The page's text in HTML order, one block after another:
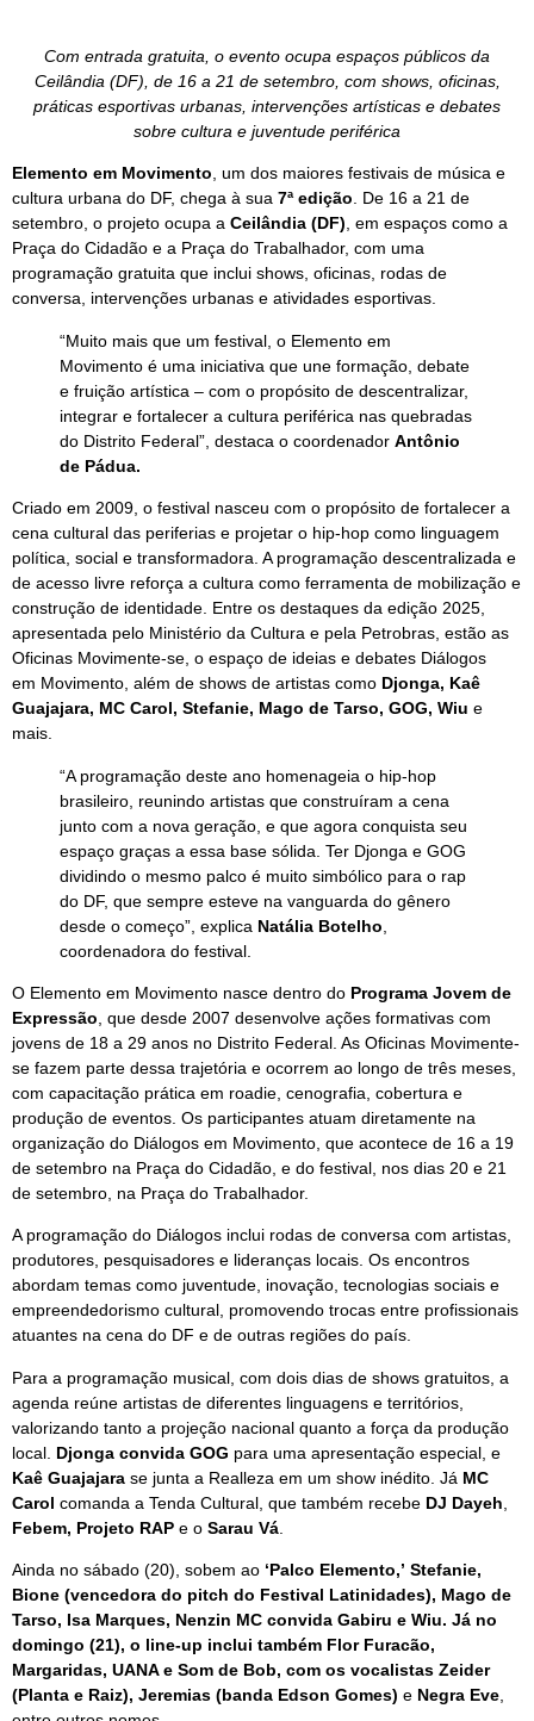
Com entrada gratuita, o evento ocupa espaços públicos da
Ceilândia (DF), de 16 a 21 de setembro, com shows, oficinas,
práticas esportivas urbanas, intervenções artísticas e debates
sobre cultura e juventude periférica
Elemento em Movimento, um dos maiores festivais de música e
cultura urbana do DF, chega à sua 7ª edição. De 16 a 21 de
setembro, o projeto ocupa a Ceilândia (DF), em espaços como a
Praça do Cidadão e a Praça do Trabalhador, com uma
programação gratuita que inclui shows, oficinas, rodas de
conversa, intervenções urbanas e atividades esportivas.
“Muito mais que um festival, o Elemento em
Movimento é uma iniciativa que une formação, debate
e fruição artística – com o propósito de descentralizar,
integrar e fortalecer a cultura periférica nas quebradas
do Distrito Federal”, destaca o coordenador Antônio
de Pádua.
Criado em 2009, o festival nasceu com o propósito de fortalecer a
cena cultural das periferias e projetar o hip-hop como linguagem
política, social e transformadora. A programação descentralizada e
de acesso livre reforça a cultura como ferramenta de mobilização e
construção de identidade. Entre os destaques da edição 2025,
apresentada pelo Ministério da Cultura e pela Petrobras, estão as
Oficinas Movimente-se, o espaço de ideias e debates Diálogos
em Movimento, além de shows de artistas como Djonga, Kaê
Guajajara, MC Carol, Stefanie, Mago de Tarso, GOG, Wiu e
mais.
“A programação deste ano homenageia o hip-hop
brasileiro, reunindo artistas que construíram a cena
junto com a nova geração, e que agora conquista seu
espaço graças a essa base sólida. Ter Djonga e GOG
dividindo o mesmo palco é muito simbólico para o rap
do DF, que sempre esteve na vanguarda do gênero
desde o começo”, explica Natália Botelho
coordenadora do festival.
O Elemento em Movimento nasce dentro do Programa Jovem de
Expressão , que desde 2007 desenvolve ações formativas com
jovens de 18 a 29 anos no Distrito Federal. As Oficinas Movimente-
se fazem parte dessa trajetória e ocorrem ao longo de três meses,
com capacitação prática em roadie, cenografia, cobertura e
produção de eventos. Os participantes atuam diretamente na
organização do Diálogos em Movimento , que acontece de 16 a 19
de setembro na Praça do Cidadão, e do festival, nos dias 20 e 21
de setembro, na Praça do Trabalhador.
A programação do Diálogos inclui rodas de conversa com artistas,
produtores, pesquisadores e lideranças locais. Os encontros
abordam temas como juventude, inovação, tecnologias sociais e
empreendedorismo cultural, promovendo trocas entre profissionais
atuantes na cena do DF e de outras regiões do país.
Para a programação musical, com dois dias de shows gratuitos, a
agenda reúne artistas de diferentes linguagens e territórios,
valorizando tanto a projeção nacional quanto a força da produção
local. Djonga convida GOG para uma apresentação especial, e
Kaê Guajajara se junta a Realleza em um show inédito. Já MC
Carol comanda a Tenda Cultural, que também recebe DJ Dayeh
Febem, Projeto RAP e o Sarau Vá
Ainda no sábado (20), sobem ao ‘Palco Elemento,’ Stefanie,
Bione (vencedora do pitch do Festival Latinidades), Mago de
Tarso, Isa Marques, Nenzin MC convida Gabiru e Wiu. Já no
domingo (21), o line-up inclui também Flor Furacão,
Margaridas, UANA e Som de Bob, com os vocalistas Zeider
(Planta e Raiz), Jeremias (banda Edson Gomes) e Negra Eve,